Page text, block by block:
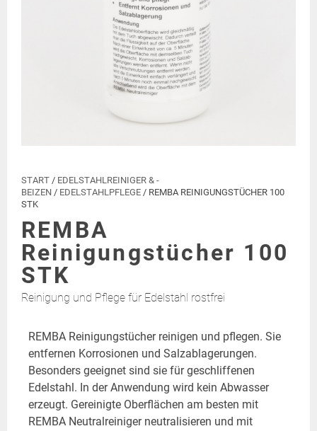
START / EDELSTAHLREINIGER & -
BEIZEN / EDELSTAHLPFLEGE / REMBA REINIGUNGSTÜCHER 100
STK
REMBA
Reinigungstücher 100
STK
Reinigung und Pflege für Edelstahl rostfrei
REMBA Reinigungstücher reinigen und pflegen. Sie
entfernen Korrosionen und Salzablagerungen.
Besonders geeignet sind sie für geschliffenen
Edelstahl. In der Anwendung wird kein Abwasser
erzeugt. Gereinigte Oberflächen am besten mit
REMBA Neutralreiniger neutralisieren und mit